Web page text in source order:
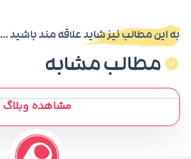
به این مطالب نیز شاید علاقه مند باشید ...
مطالب مشابه
مشاهده وبلاگ